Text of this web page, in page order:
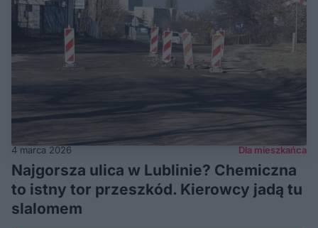
4 marca 2026 Dla mieszkańca
Najgorsza ulica w Lublinie? Chemiczna
to istny tor przeszkód. Kierowcy jadą tu
slalomem